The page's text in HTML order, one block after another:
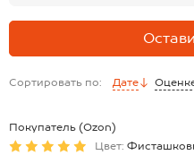
Сортировать по: Дате
Покупатель (Ozon)
Цвет: